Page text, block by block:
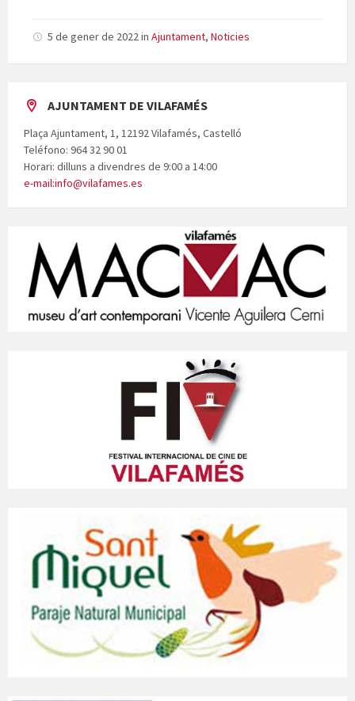
5 de gener de 2022in Ajuntament, Noticies
AJUNTAMENT DE VILAFAMÉS
Plaça Ajuntament, 1, 12192 Vilafamés, Castelló
Teléfono: 964 32 90 01
Horari: dilluns a divendres de 9:00 a 14:00
e-mail:info@vilafames.es